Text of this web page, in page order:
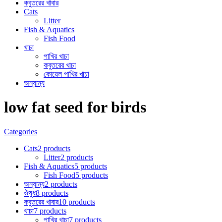
কবুতরের খাবার
Cats
Litter
Fish & Aquatics
Fish Food
খাচা
পাখির খাচা
কবুতরের খাচা
কোয়েল পাখির খাচা
অন্যান্য
low fat seed for birds
Categories
Cats2 products
Litter2 products
Fish & Aquatics5 products
Fish Food5 products
অন্যান্য2 products
ঔষুধ8 products
কবুতরের খাবার10 products
খাচা7 products
পাখির খাচা7 products